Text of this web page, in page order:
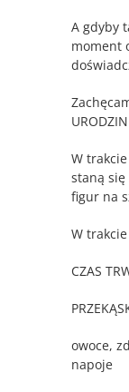
A gdyby
moment
W
staną
figur na
W
CZAS
owoce,
napoje